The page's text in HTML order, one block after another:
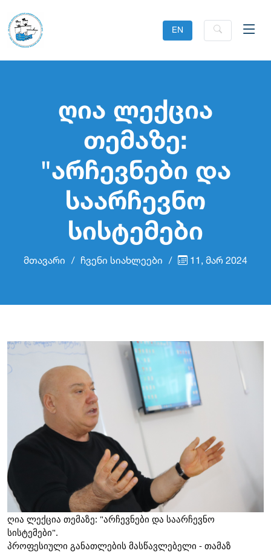
EN
ღია ლექცია
თემაზე:
"არჩევნები და
საარჩევნო
სისტემები
მთავარი ჩვენი სიახლეები 11, მარ 2024
ღია ლექცია თემაზე: "არჩევნები და საარჩევნო
სისტემები".
პროფესიული განათლების მასწავლებელი - თამაზ